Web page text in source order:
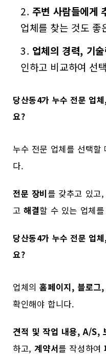
주변 사람들에게
업체를 찾는 것도 좋
업체의 경력, 기
인하고 비교하여 선
당산동4가 누수 전문 업
요?
누수 전문 업체를 선택할
다.
전문 장비를 갖추고 있고,
고해결할 수 있는 업체
당산동4가 누수 전문 업
요?
업체의홈페이지, 블로그
확인해야 합니다.
견적 및 작업 내용, A/S,
하고,계약서를 작성하여